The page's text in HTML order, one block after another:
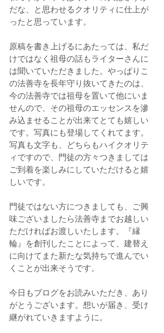
だな、と思わせるクオリティに仕上が
ったと思っています。
原稿を書き上げるにあたっては、私だ
けではなく祖母の話もライターさんに
は聞いていただきました。やっぱりこ
の法善寺を長年守り抜いてきたのは、
今の法善寺では祖母を置いて他にいま
せんので、その祖母のエッセンスを滲
み込ませることが出来てとても嬉しい
です。写真にも登場してくれてます。
写真も文字も、どちらもハイクオリテ
ィですので、門徒の方々つきましては
ご到着を楽しみにしていただけると嬉
しいです。
門徒ではない方につきましても、ご興
味ございましたら法善寺までお越しい
ただければお渡しいたします。『縁
輪』を創刊したことによって、建替え
に向けてまた新たな気持ちで進んでい
くことが出来そうです。
今日もブログをお読みいただき、あり
がとうございます。想いが届き、受け
継がれていきますように。